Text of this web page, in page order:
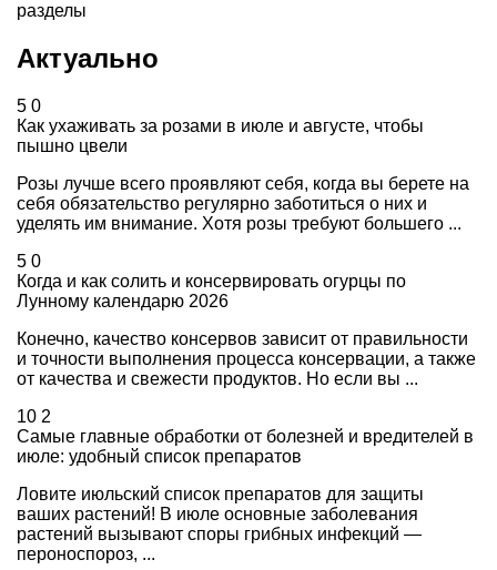
разделы
Актуально
5 0
Как ухаживать за розами в июле и августе, чтобы
пышно цвели
Розы лучше всего проявляют себя, когда вы берете на
себя обязательство регулярно заботиться о них и
уделять им внимание. Хотя розы требуют большего ...
5 0
Когда и как солить и консервировать огурцы по
Лунному календарю 2026
Конечно, качество консервов зависит от правильности
и точности выполнения процесса консервации, а также
от качества и свежести продуктов. Но если вы ...
10 2
Самые главные обработки от болезней и вредителей в
июле: удобный список препаратов
Ловите июльский список препаратов для защиты
ваших растений! В июле основные заболевания
растений вызывают споры грибных инфекций —
пероноспороз, ...